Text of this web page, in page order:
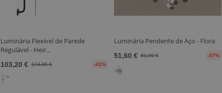
Luminária Flexível de Parede
Regulável - Heir...
103,20 € 174,35 € -41%
Luminária Pendente de Aço - Flora
51,60 € 81,90 € -37%